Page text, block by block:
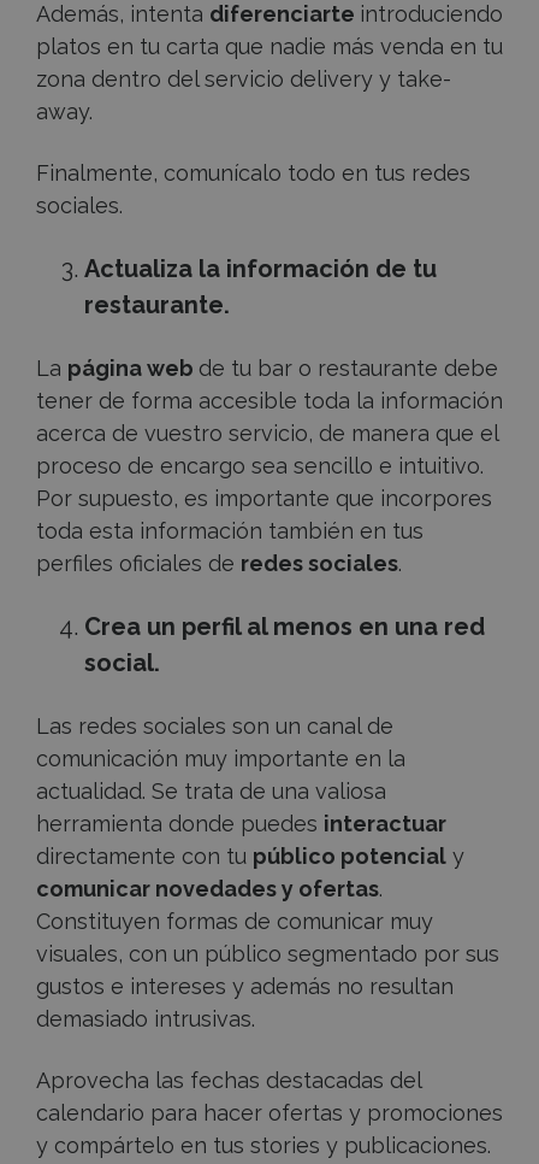
Además, intenta diferenciarte introduciendo
platos en tu carta que nadie más venda en tu
zona dentro del servicio delivery y take-
away.
Finalmente, comunícalo todo en tus redes
sociales.
Actualiza la información de tu
restaurante.
La página web de tu bar o restaurante debe
tener de forma accesible toda la información
acerca de vuestro servicio, de manera que el
proceso de encargo sea sencillo e intuitivo.
Por supuesto, es importante que incorpores
toda esta información también en tus
perfiles oficiales de redes sociales.
Crea un perfil al menos en una red
social.
Las redes sociales son un canal de
comunicación muy importante en la
actualidad. Se trata de una valiosa
herramienta donde puedes interactuar
directamente con tu público potencial y
comunicar novedades y ofertas.
Constituyen formas de comunicar muy
visuales, con un público segmentado por sus
gustos e intereses y además no resultan
demasiado intrusivas.
Aprovecha las fechas destacadas del
calendario para hacer ofertas y promociones
y compártelo en tus stories y publicaciones.